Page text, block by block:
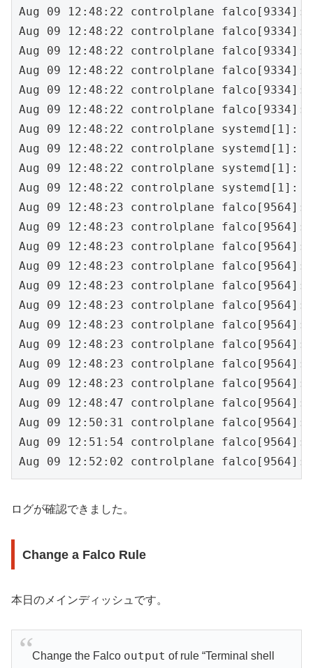
Aug 09 12:48:22 controlplane
Aug 09 12:48:22 controlplane
Aug 09 12:48:22 controlplane
Aug 09 12:48:22 controlplane falco[9334]:
Aug 09 12:48:22 controlplane
Aug 09 12:48:22 controlplane
Aug 09 12:48:22 controlplane systemd[1]:
Aug 09 12:48:22 controlplane systemd[1]:
Aug 09 12:48:22 controlplane
Aug 09 12:48:22 controlplane systemd[1]:
Aug 09 12:48:23 controlplane falco[9564]:
Aug 09 12:48:23 controlplane
Aug 09 12:48:23 controlplane
Aug 09 12:48:23 controlplane
Aug 09 12:48:23 controlplane
Aug 09 12:48:23 controlplane
Aug 09 12:48:23 controlplane
Aug 09 12:48:23 controlplane
Aug 09 12:48:23 controlplane
Aug 09 12:48:23 controlplane
Aug 09 12:48:47 controlplane falco[9564]:
Aug 09 12:50:31 controlplane
Aug 09 12:51:54 controlplane falco[9564]:
Aug 09 12:52:02 controlplane falco[9564]:
ログが確認できました。
Change a Falco Rule
本日のメインディッシュです。
Change the Falco output of rule “Terminal shell